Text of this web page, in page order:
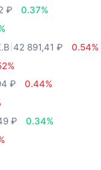
₽
0.37%
42 891,41 ₽
0.54%
₽
0.44%
₽
0.34%